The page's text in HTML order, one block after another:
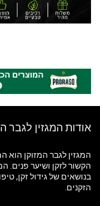
אודות המגזין לגבר
המגזין לגבר המזוקן הוא
הקשור לזקן ושיער פנים.
בנושאים של גידול זקן,
הזקנים.